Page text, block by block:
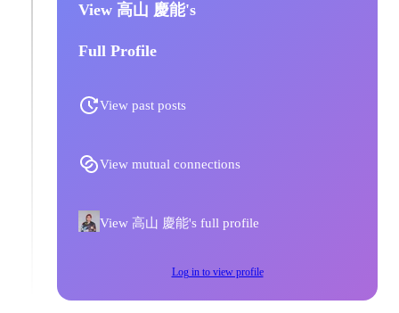
View 高山 慶能's
Full Profile
View past posts
View mutual connections
View 高山 慶能's full profile
Log in to view profile